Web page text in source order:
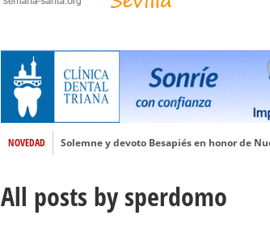
NOVEDAD
Solemne y devoto Besapiés en honor de
Solemne Triduo a la Virgen de la
Función de la Anunciación del Señor ante
All posts by sperdomo